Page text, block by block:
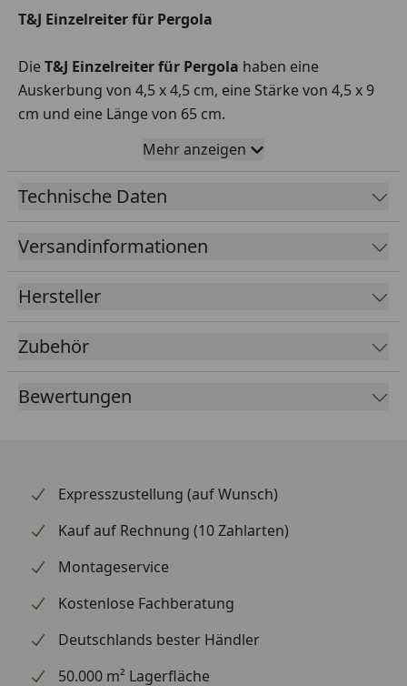
T&J Einzelreiter für Pergola
DieT&J Einzelreiter für Pergola haben eine
Auskerbung von 4,5 x 4,5 cm, eine Stärke von 4,5 x 9
cm und eine Länge von 65 cm.
Im Zubehör finden Sie Einzelreiter mit anderer
Auskerbung und Stärke verlinkt.
Mehr anzeigen
Technische Daten
Versandinformationen
Hersteller
Zubehör
Bewertungen
Expresszustellung (auf Wunsch)
Kauf auf Rechnung (10 Zahlarten)
Montageservice
Kostenlose Fachberatung
Deutschlands bester Händler
50.000 m² Lagerfläche